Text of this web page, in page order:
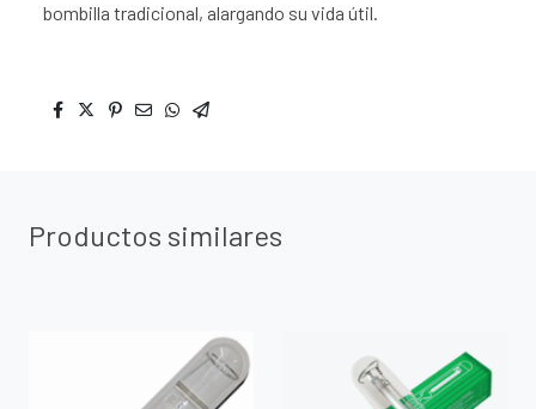
bombilla tradicional, alargando su vida útil.
Productos similares